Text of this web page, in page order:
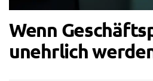
Wenn
unehrlich